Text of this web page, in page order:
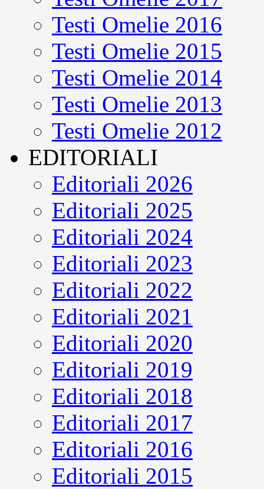
Testi Omelie 2016
Testi Omelie 2015
Testi Omelie 2014
Testi Omelie 2013
Testi Omelie 2012
EDITORIALI
Editoriali 2026
Editoriali 2025
Editoriali 2024
Editoriali 2023
Editoriali 2022
Editoriali 2021
Editoriali 2020
Editoriali 2019
Editoriali 2018
Editoriali 2017
Editoriali 2016
Editoriali 2015